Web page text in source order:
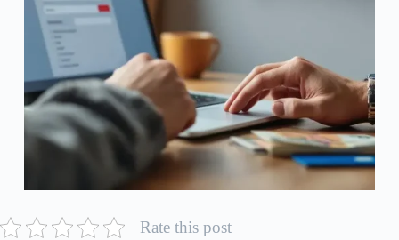
Rate this post